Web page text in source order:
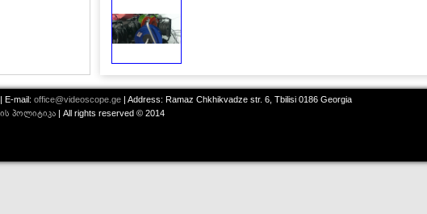
E-mail: office@videoscope.ge| Address: Ramaz Chkhikvadze str. 6, Tbilisi 0186 Georgia
პოლიტიკა | All rights reserved © 2014